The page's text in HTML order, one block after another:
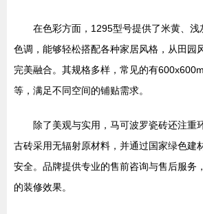
在色彩方面，1295型号提供了米黄、
色调，能够轻松搭配各种家居风格，从田园
完美融合。其规格多样，常见的有
等，满足不同空间的铺贴需求。
除了美观与实用，马可波罗瓷砖还注重
古砖采用无辐射原材料，并通过国家绿色建
安全。品牌提供专业的售前咨询与售后服务
的装修效果。